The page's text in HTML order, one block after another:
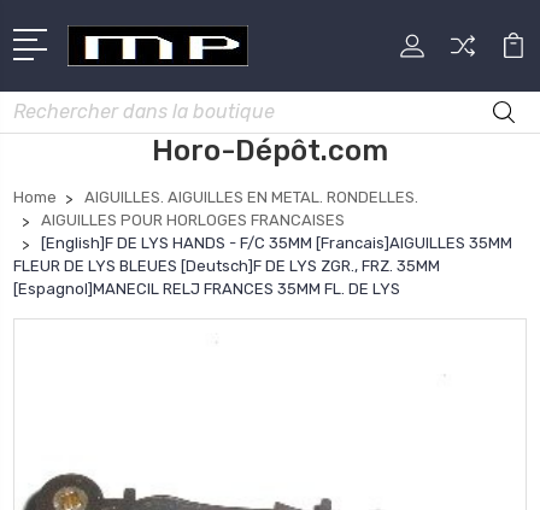
Rechercher
Horo-Dépôt.com
Home
AIGUILLES. AIGUILLES EN METAL. RONDELLES.
AIGUILLES POUR HORLOGES FRANCAISES
[English]F DE LYS HANDS - F/C 35MM [Francais]AIGUILLES 35MM
FLEUR DE LYS BLEUES [Deutsch]F DE LYS ZGR., FRZ. 35MM
[Espagnol]MANECIL RELJ FRANCES 35MM FL. DE LYS